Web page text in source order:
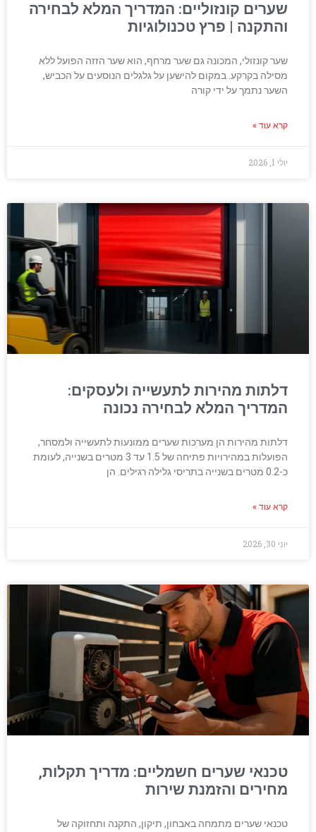
שערים קונזוליים: המדריך המלא לבחירה
והתקנה | פרץ טכנולוגיות
שער קונזולי, המכונה גם שער מרחף, הוא שער הזזה הפועל ללא
מסילה בקרקע. במקום להישען על גלגלים הנוסעים על הכביש,
השער נתמך על ידי קורה
קרא עוד »
יולי 1, 2026
דלתות מהירות לתעשייה ולעסקים:
המדריך המלא לבחירה נכונה
דלתות מהירות הן מערכות שערים ממונעות לתעשייה ולמסחר,
הפועלות במהירויות פתיחה של 1.5 עד 3 מטרים בשנייה, לעומת
כ-0.2 מטרים בשנייה בתריסי גלילה רגילים. הן
קרא עוד »
יוני 30, 2026
טכנאי שערים חשמליים: מדריך תקלות,
מחירים והזמנת שירות
טכנאי שערים מתמחה באבחון, תיקון, התקנה ותחזוקה של